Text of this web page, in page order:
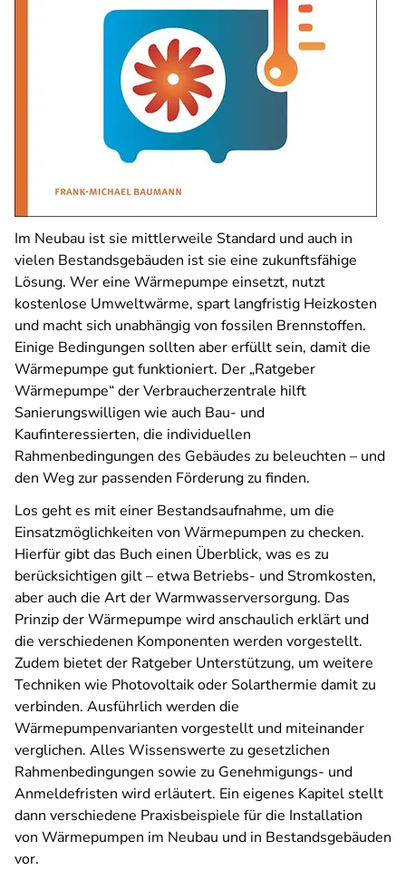
Im Neubau ist sie mittlerweile Standard und auch in
vielen Bestandsgebäuden ist sie eine zukunftsfähige
Lösung. Wer eine Wärmepumpe einsetzt, nutzt
kostenlose Umweltwärme, spart langfristig Heizkosten
und macht sich unabhängig von fossilen Brennstoffen.
Einige Bedingungen sollten aber erfüllt sein, damit die
Wärmepumpe gut funktioniert. Der „Ratgeber
Wärmepumpe“ der Verbraucherzentrale hilft
Sanierungswilligen wie auch Bau- und
Kaufinteressierten, die individuellen
Rahmenbedingungen des Gebäudes zu beleuchten – und
den Weg zur passenden Förderung zu finden.
Los geht es mit einer Bestandsaufnahme, um die
Einsatzmöglichkeiten von Wärmepumpen zu checken.
Hierfür gibt das Buch einen Überblick, was es zu
berücksichtigen gilt – etwa Betriebs- und Stromkosten,
aber auch die Art der Warmwasserversorgung. Das
Prinzip der Wärmepumpe wird anschaulich erklärt und
die verschiedenen Komponenten werden vorgestellt.
Zudem bietet der Ratgeber Unterstützung, um weitere
Techniken wie Photovoltaik oder Solarthermie damit zu
verbinden. Ausführlich werden die
Wärmepumpenvarianten vorgestellt und miteinander
verglichen. Alles Wissenswerte zu gesetzlichen
Rahmenbedingungen sowie zu Genehmigungs- und
Anmeldefristen wird erläutert. Ein eigenes Kapitel stellt
dann verschiedene Praxisbeispiele für die Installation
von Wärmepumpen im Neubau und in Bestandsgebäuden
vor.